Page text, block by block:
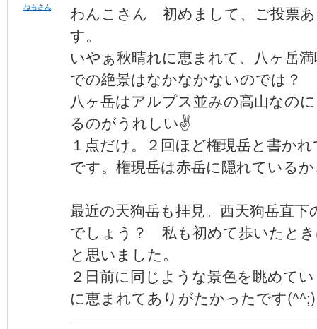
ねもさん
わんこさん 初めまして、ご投票
す。
いやぁ秋晴れに恵まれて、八ヶ岳
での絶景はなかなかないのでは？
八ヶ岳はアルプス並みの高山なの
るのがうれしい✌️
１点だけ。２回ほど権現岳と書か
です。権現岳は赤岳に隠れている
最近の天狗岳も拝見。西天狗岳直
でしょう？ 私も初めて歩いたと
と思いました。
２日前に同じような景色を眺めて
に恵まれてありがたかったです(^^;)